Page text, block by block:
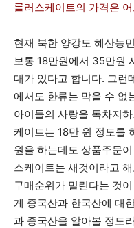
롤러스케이트의 가격은
현재 북한 양강도 혜산농
보통 18만원에서 35만원
대가 있다고 합니다. 그런
에서도 한류는 막을 수 없
아이들의 사랑을 독차지
케이트는 18만 원 정도를
원을 하는데도 상품주문
스케이트는 새것이라고
구매순위가 밀린다는 것
게 중국산과 한국산에 대
과 중국산을 알아볼 정도